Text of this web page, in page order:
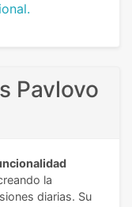
Pavlovo
la
diarias. Su